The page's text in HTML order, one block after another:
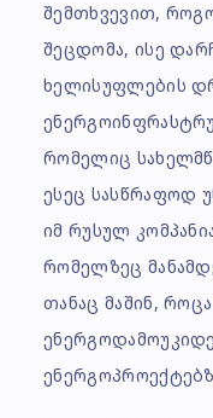
შემთხვევით,
შეცდომა, ისე
ხელისუფლების
რომელიც
ესეც სასწრაფოდ
იმ რუსულ
რომელზეც
თანაც მაშინ,